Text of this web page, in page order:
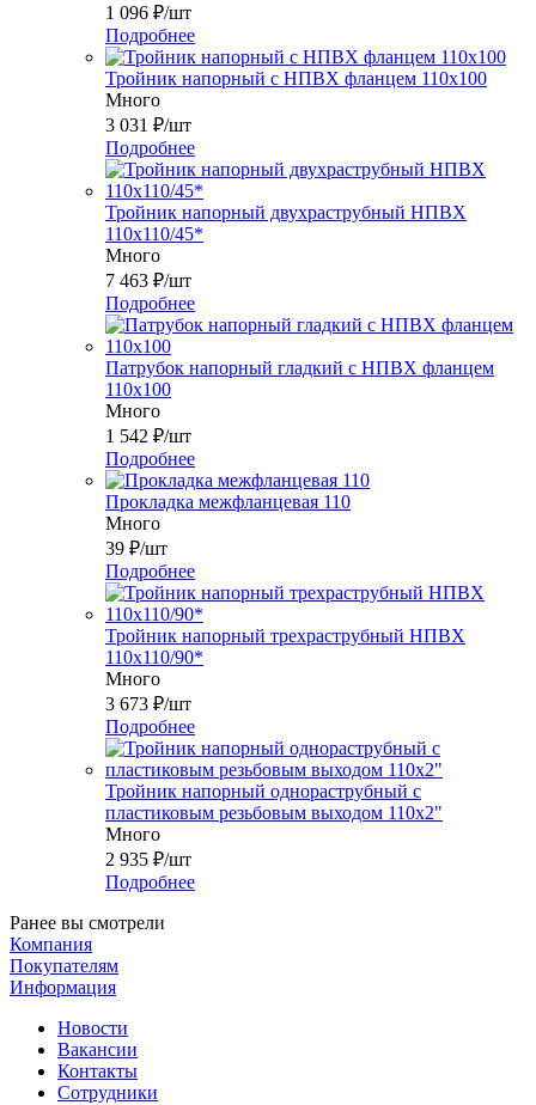
1 096 ₽/шт
Подробнее
Тройник напорный с НПВХ фланцем 110x100
Много
3 031 ₽/шт
Подробнее
Тройник напорный двухраструбный НПВХ
110x110/45*
Много
7 463 ₽/шт
Подробнее
Патрубок напорный гладкий с НПВХ фланцем
110x100
Много
1 542 ₽/шт
Подробнее
Прокладка межфланцевая 110
Много
39 ₽/шт
Подробнее
Тройник напорный трехраструбный НПВХ
110х110/90*
Много
3 673 ₽/шт
Подробнее
Тройник напорный однораструбный с
пластиковым резьбовым выходом 110x2"
Много
2 935 ₽/шт
Подробнее
Ранее вы смотрели
Компания
Покупателям
Информация
Новости
Вакансии
Контакты
Сотрудники